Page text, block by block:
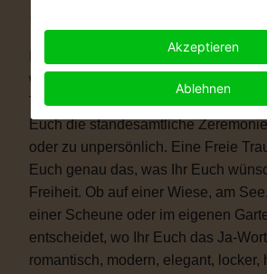
Immer mehr Paare wünschen sich
wirklich zu ihnen passt. Vielleicht ist
Trauung nicht das Richtige für
Euch die standesamtliche
oder zu unpersönlich. Eine Freie
Euch genau das, was Ihr Euch
Freiheit. Ob auf einer Wiese, am
einer Scheune oder im eigenen
entscheidet, wo Ihr Euch das Ja-
romantisch, modern, elegant, locker,
Akzeptieren
Ablehnen